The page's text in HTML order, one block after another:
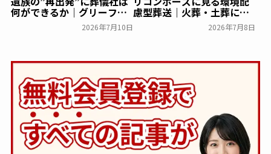
何ができるか｜グリーフケ
アから読み解く故人との向
2026年7月10日
慮型葬送｜火葬・土葬に次
ぐ第三の選択肢「人体堆肥
2026年7月8日